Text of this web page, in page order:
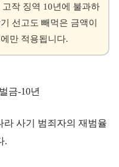
작 징역 10년에 불과하
선고도 빼먹은 금액이
만 적용됩니다.
라 사기 범죄자의 재범율
.